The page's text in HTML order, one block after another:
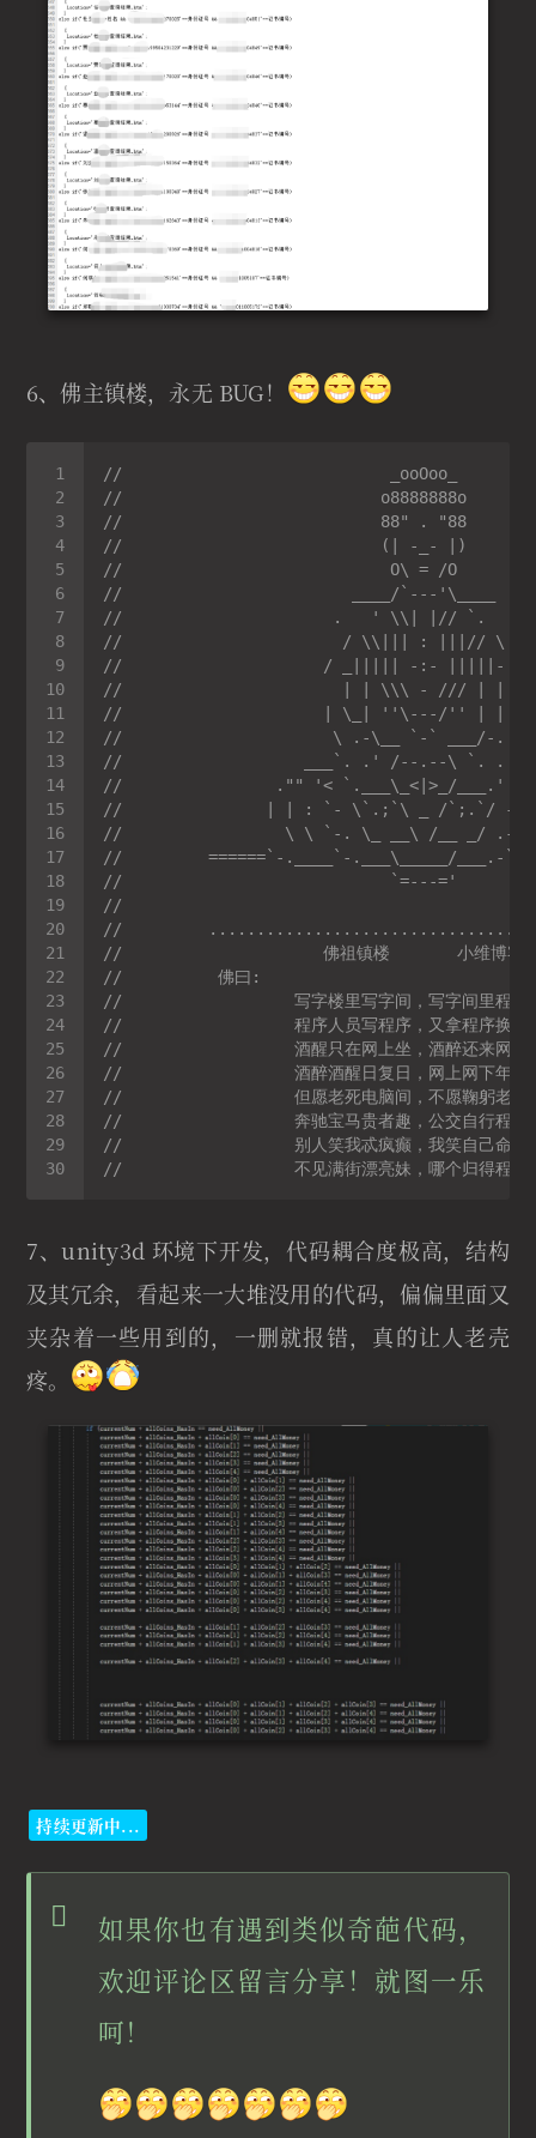
6、佛主镇楼，永无 BUG！
//                            _ooOoo_
//                           o8888888o
//                           88" . "88
//                           (| -_- |)
//                            O\ = /O
//                        ____/`---'\____
//                      .   ' \\| |// `.
//                       / \\||| : |||// \
//                     / _||||| -:- |||||- \
//                       | | \\\ - /// | |
//                     | \_| ''\---/'' | |
//                      \ .-\__ `-` ___/-. /
//                   ___`. .' /--.--\ `. . __
//                ."" '< `.___\_<|>_/___.'
//               | | : `- \`.;`\ _ /`;.`/ -
//                 \ \ `-. \_ __\ /__ _/ .-`
//         ======`-.____`-.___\_____/___.-
//                            `=---='
//
//
//                     佛祖镇楼       小维博客
//          佛曰:
//                  写字楼里写字间，写字间里程序
//                  程序人员写程序，又拿程序换酒
//                  酒醒只在网上坐，酒醉还来网下
//                  酒醉酒醒日复日，网上网下年复
//                  但愿老死电脑间，不愿鞠躬老板
//                  奔驰宝马贵者趣，公交自行程序
//                  别人笑我忒疯癫，我笑自己命太
//                  不见满街漂亮妹，哪个归得程序
7、unity3d 环境下开发，代码耦合度极高，结构
及其冗余，看起来一大堆没用的代码，偏偏里面又
夹杂着一些用到的，一删就报错，真的让人老壳
疼。
持续更新中...
如果你也有遇到类似奇葩代码，
欢迎评论区留言分享！就图一乐
呵！